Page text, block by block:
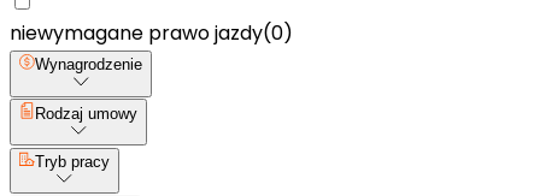
niewymagane prawo jazdy(0)
Wynagrodzenie
Rodzaj umowy
Tryb pracy